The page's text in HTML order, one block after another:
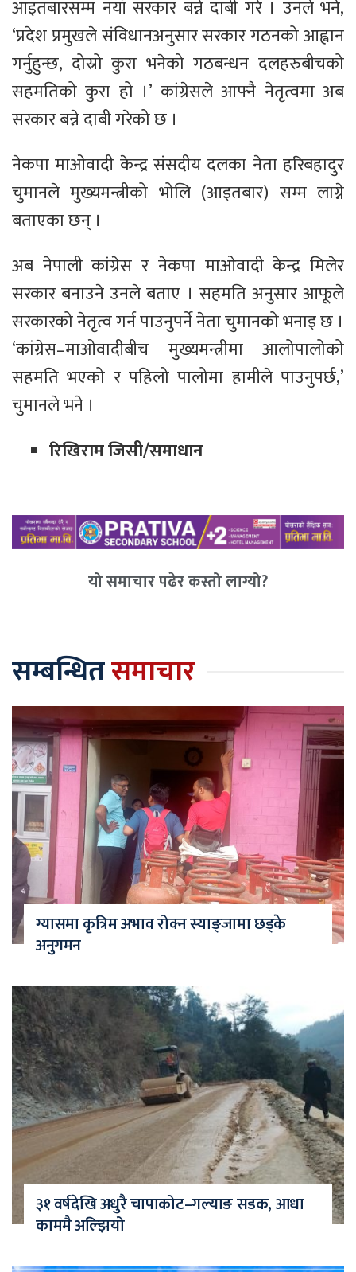
आइतबारसम्म नयाँ सरकार बन्ने दाबी गरे । उनले भने,
‘प्रदेश प्रमुखले संविधानअनुसार सरकार गठनको आह्वान
गर्नुहुन्छ, दोस्रो कुरा भनेको गठबन्धन दलहरुबीचको
सहमतिको कुरा हो ।’ कांग्रेसले आफ्नै नेतृत्वमा अब
सरकार बन्ने दाबी गरेको छ ।
नेकपा माओवादी केन्द्र संसदीय दलका नेता हरिबहादुर
चुमानले मुख्यमन्त्रीको भोलि (आइतबार) सम्म लाग्ने
बताएका छन् ।
अब नेपाली कांग्रेस र नेकपा माओवादी केन्द्र मिलेर
सरकार बनाउने उनले बताए । सहमति अनुसार आफूले
सरकारको नेतृत्व गर्न पाउनुपर्ने नेता चुमानको भनाइ छ ।
‘कांग्रेस–माओवादीबीच मुख्यमन्त्रीमा आलोपालोको
सहमति भएको र पहिलो पालोमा हामीले पाउनुपर्छ,’
चुमानले भने ।
रिखिराम जिसी/समाधान
यो समाचार पढेर कस्तो लाग्यो?
सम्बन्धितसमाचार
ग्यासमा कृत्रिम अभाव रोक्न स्याङ्जामा छड्के
अनुगमन
३१ वर्षदेखि अधुरै चापाकोट–गल्याङ सडक, आधा
काममै अल्झियो